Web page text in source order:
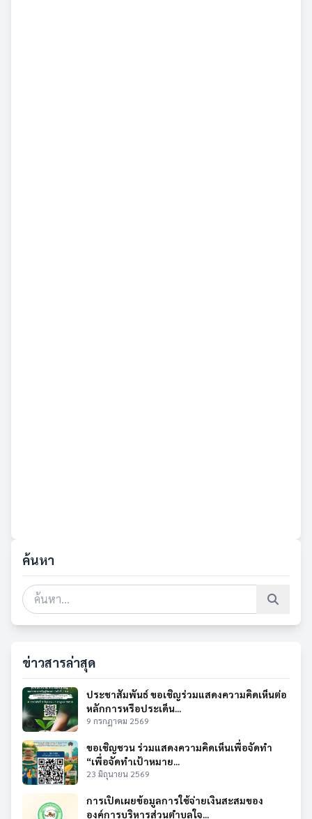
ค้นหา
ข่าวสารล่าสุด
ประชาสัมพันธ์ ขอเชิญร่วมแสดงความคิดเห็นต่อ
หลักการหรือประเด็น...
9 กรกฎาคม 2569
ขอเชิญชวน ร่วมแสดงความคิดเห็นเพื่อจัดทำ
“เพื่อจัดทำเป้าหมาย...
23 มิถุนายน 2569
การเปิดเผยข้อมูลการใช้จ่ายเงินสะสมของ
องค์การบริหารส่วนตำบลใจ...